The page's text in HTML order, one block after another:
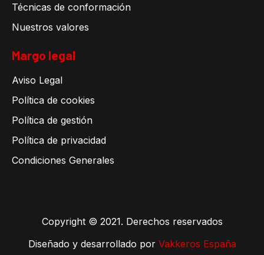
Técnicas de conformación
Nuestros valores
Margo legal
Aviso Legal
Política de cookies
Política de gestión
Política de privacidad
Condiciones Generales
Copyright © 2021. Derechos reservados
Diseñado y desarrollado por Vakkeros España